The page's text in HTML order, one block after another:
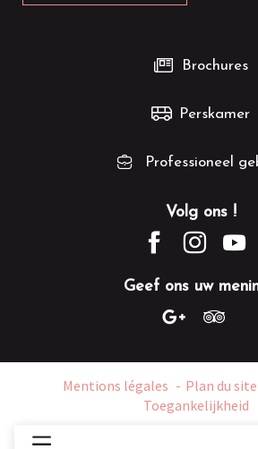
Volg ons !
Geef ons uw
Brochures
Perskamer
Professioneel
Mentions légales Plan du site
Toegankelijkheid